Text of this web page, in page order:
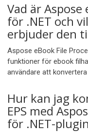
Vad är Aspose
för .NET och
erbjuder den
Aspose eBook File
funktioner för ebook
användare att
Hur kan jag
EPS med
för .NET-